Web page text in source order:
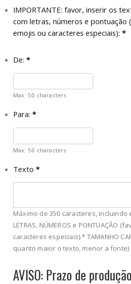
IMPORTANTE: favor, inserir os
com letras, números e pontuação
emojis ou caracteres especiais): *
De: *
Max: 50 characters
Para: *
Max: 50 characters
Texto *
Máximo de 350 caracteres, incluindo
LETRAS, NÚMEROS e PONTUAÇÃO
caracteres especiais).* TAMANHO
quanto maior o texto, menor a fonte)
AVISO: Prazo de produção